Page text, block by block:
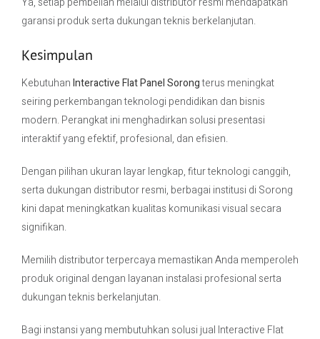
garansi produk serta dukungan teknis berkelanjutan.
Kesimpulan
KebutuhanInteractive Flat Panel Sorongterus meningkat
seiring perkembangan teknologi pendidikan dan bisnis
modern. Perangkat ini menghadirkan solusi presentasi
interaktif yang efektif, profesional, dan efisien.
Dengan pilihan ukuran layar lengkap, fitur teknologi canggih,
serta dukungan distributor resmi, berbagai institusi di Sorong
kini dapat meningkatkan kualitas komunikasi visual secara
signifikan.
Memilih distributor terpercaya memastikan Anda memperoleh
produk original dengan layanan instalasi profesional serta
dukungan teknis berkelanjutan.
Bagi instansi yang membutuhkan solusi jual Interactive Flat